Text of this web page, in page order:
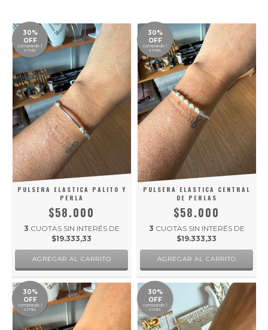
30%
OFF
comprando 1
o más
PULSERA ELASTICA PALITO Y
PERLA
$58.000
3 CUOTAS SIN INTERÉS DE
$19.333,33
30%
OFF
comprando 1
o más
PULSERA ELASTICA CENTRAL
DE PERLAS
$58.000
3 CUOTAS SIN INTERÉS DE
$19.333,33
30%
OFF
comprando 1
o más
30%
OFF
comprando 1
o más